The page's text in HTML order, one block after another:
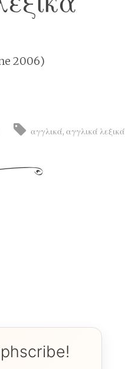
2006)
αγγλικά,αγγλικά λεξικά